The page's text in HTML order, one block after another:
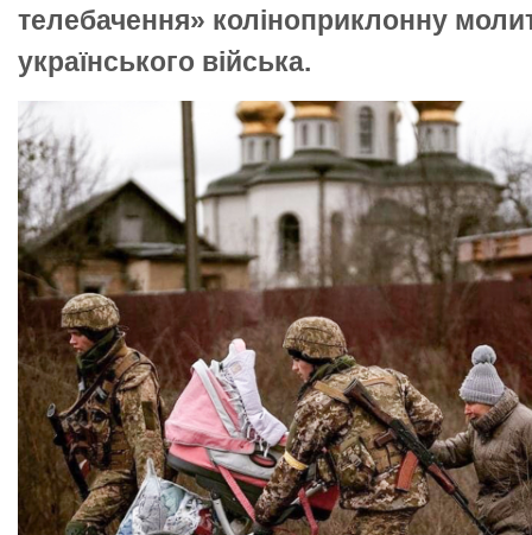
телебачення» коліноприклонну
українського війська.